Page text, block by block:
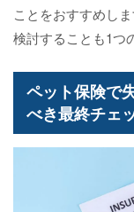
ことをおすすめし
検討することも1つ
ペット保険で
べき最終チェ